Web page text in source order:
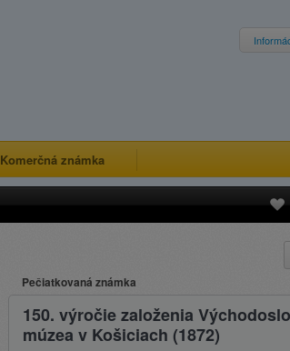
Komerčná známka
Pečiatkovaná známka
150. výročie založenia
múzea v Košiciach (1872)